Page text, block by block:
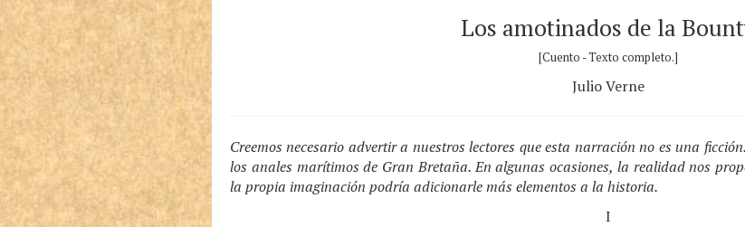
Los amotinados de la
[Cuento - Texto completo.]
Julio Verne
Creemos necesario advertir a nuestros lectores que esta narración no es una
los anales marítimos de Gran Bretaña. En algunas ocasiones, la realidad nos
la propia imaginación podría adicionarle más elementos a la historia.
I